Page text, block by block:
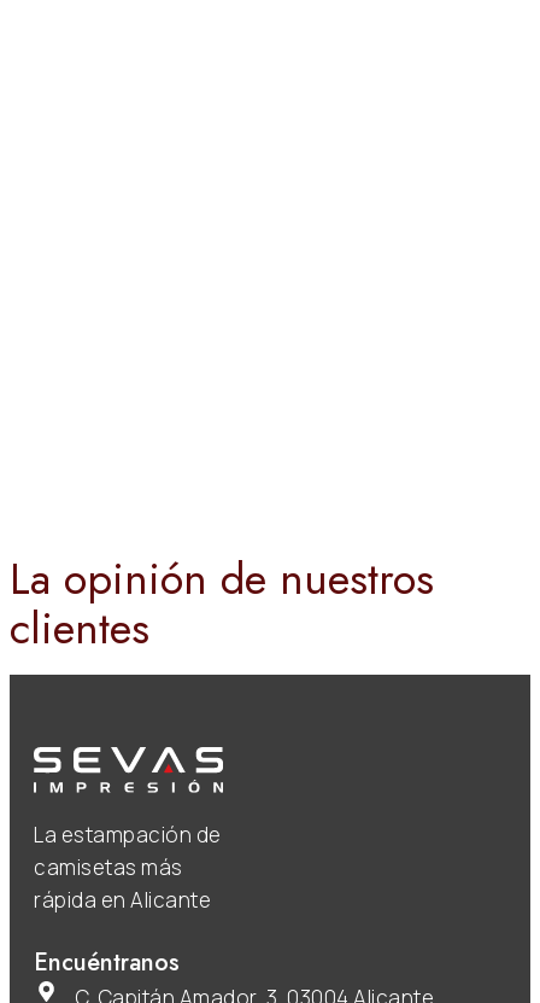
La opinión de nuestros
clientes
La estampación de
camisetas más
rápida en Alicante
Encuéntranos